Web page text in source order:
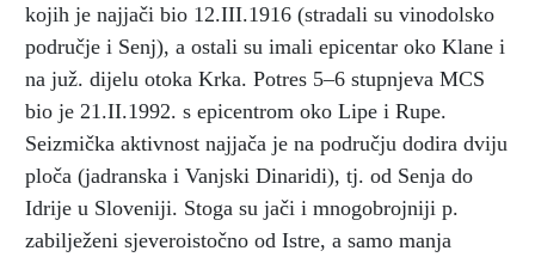
kojih je najjači bio 12.III.1916 (stradali su vinodolsko
područje i Senj), a ostali su imali epicentar oko Klane i
na juž. dijelu otoka Krka. Potres 5–6 stupnjeva MCS
bio je 21.II.1992. s epicentrom oko Lipe i Rupe.
Seizmička aktivnost najjača je na području dodira dviju
ploča (jadranska i Vanjski Dinaridi), tj. od Senja do
Idrije u Sloveniji. Stoga su jači i mnogobrojniji p.
zabilježeni sjeveroistočno od Istre, a samo manja